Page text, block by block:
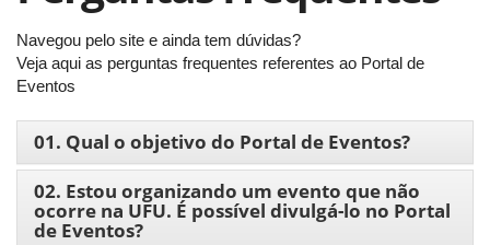
Navegou pelo site e ainda tem dúvidas?
Veja aqui as perguntas frequentes referentes ao Portal de
Eventos
01. Qual o objetivo do Portal de Eventos?
02. Estou organizando um evento que não
ocorre na UFU. É possível divulgá-lo no Portal
de Eventos?